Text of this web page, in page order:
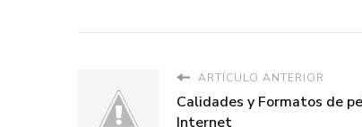
ARTÍCULO ANTERIOR
Calidades y Formatos de
Internet